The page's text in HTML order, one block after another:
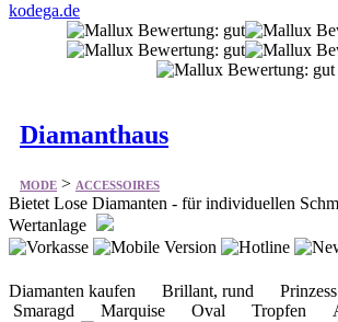
kodega.de
Diamanthaus
MODE > ACCESSOIRES
Bietet Lose Diamanten - für individuellen
Wertanlage
Diamanten kaufen Brillant, rund
Smaragd Marquise Oval Tropfen